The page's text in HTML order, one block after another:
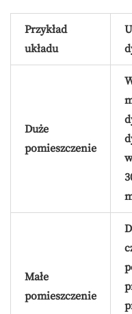
Przykład
układu
Duże
pomieszczenie
Małe
pomieszczenie